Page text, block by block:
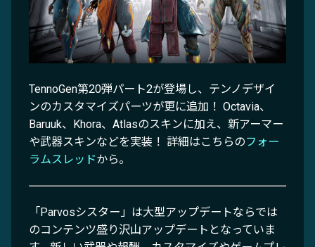
TennoGen第20弾パート2が登場し、テンノデザイ
ンのカスタマイズパーツが更に追加！ Octavia、
Baruuk、Khora、Atlasのスキンに加え、新アーマー
や武器スキンなどを実装！ 詳細はこちらのフォー
ラムスレッドから。
「Parvosシスター」は大型アップデートならでは
のコンテンツ盛り沢山アップデートとなっていま